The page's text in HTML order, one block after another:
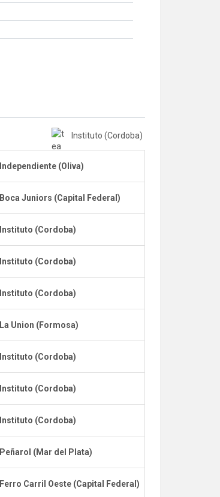
Instituto (Cordoba)
Independiente (Oliva)
Boca Juniors (Capital Federal)
Instituto (Cordoba)
Instituto (Cordoba)
Instituto (Cordoba)
La Union (Formosa)
Instituto (Cordoba)
Instituto (Cordoba)
Instituto (Cordoba)
Peñarol (Mar del Plata)
Ferro Carril Oeste (Capital Federal)